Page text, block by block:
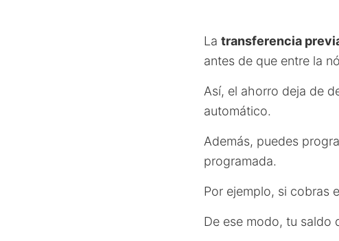
La transferencia
antes de que entre la
Así, el ahorro deja de
automático.
Además, puedes
programada.
Por ejemplo, si cobras
De ese modo, tu saldo